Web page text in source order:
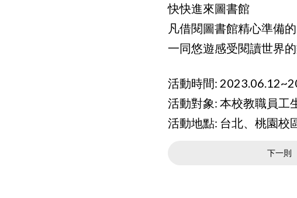
快快進來圖書館
凡借閱圖書館精心準備
一同悠遊感受閱讀世界
活動時間:
活動對象: 本校教職員工
活動地點: 台北、桃園校
下一則